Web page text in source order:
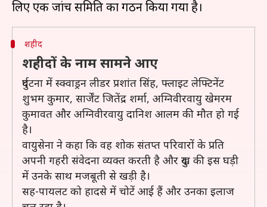
शहीद
शहीदों के नाम सामने आए
दुर्घटना में स्क्वाड्रन लीडर प्रशांत सिंह, फ्लाइट लेफ्टिनेंट
शुभम कुमार, सार्जेंट जितेंद्र शर्मा, अग्निवीरवायु खेमरम
कुमावत और अग्निवीरवायु दानिश आलम की मौत हो गई
है।
वायुसेना ने कहा कि वह शोक संतप्त परिवारों के प्रति
अपनी गहरी संवेदना व्यक्त करती है और दुख की इस घड़ी
में उनके साथ मजबूती से खड़ी है।
सह-पायलट को हादसे में चोटें आई हैं और उनका इलाज